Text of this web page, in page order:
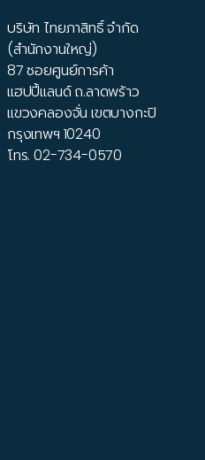
บริษัท ไทยภาสิทธิ์ จำกัด
(สำนักงานใหญ่)
87 ซอยศูนย์การค้า
แฮปปี้แลนด์ ถ.ลาดพร้าว
แขวงคลองจั่น เขตบางกะปิ
กรุงเทพฯ 10240
โทร.02-734-0570